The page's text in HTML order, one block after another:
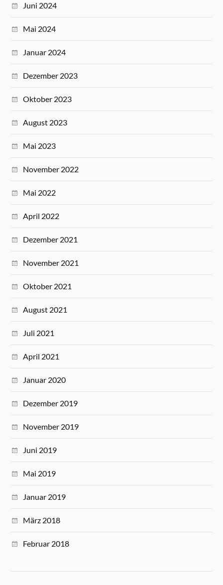
Juni 2024
Mai 2024
Januar 2024
Dezember 2023
Oktober 2023
August 2023
Mai 2023
November 2022
Mai 2022
April 2022
Dezember 2021
November 2021
Oktober 2021
August 2021
Juli 2021
April 2021
Januar 2020
Dezember 2019
November 2019
Juni 2019
Mai 2019
Januar 2019
März 2018
Februar 2018